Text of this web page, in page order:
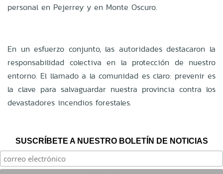
personal en Pejerrey y en Monte Oscuro.
En un esfuerzo conjunto, las autoridades destacaron la
responsabilidad colectiva en la protección de nuestro
entorno. El llamado a la comunidad es claro: prevenir es
la clave para salvaguardar nuestra provincia contra los
devastadores incendios forestales.
SUSCRÍBETE A NUESTRO BOLETÍN DE NOTICIAS